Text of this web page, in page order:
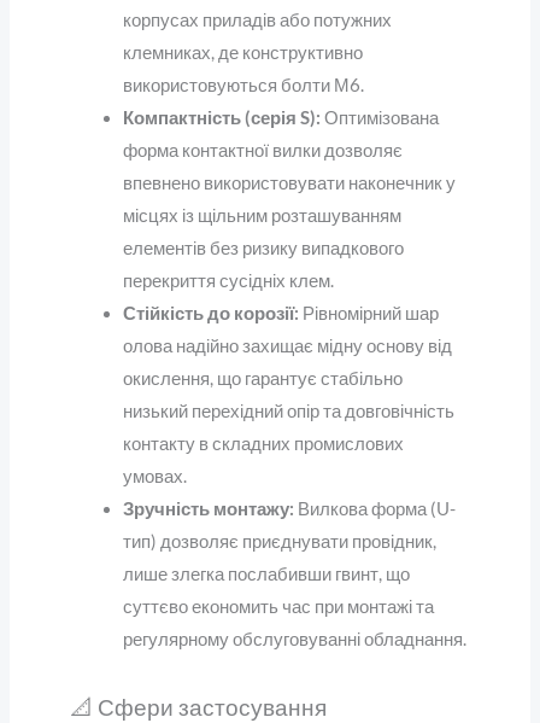
корпусах приладів або потужних
клемниках, де конструктивно
використовуються болти М6.
Компактність (серія S): Оптимізована
форма контактної вилки дозволяє
впевнено використовувати наконечник у
місцях із щільним розташуванням
елементів без ризику випадкового
перекриття сусідніх клем.
Стійкість до корозії: Рівномірний шар
олова надійно захищає мідну основу від
окислення, що гарантує стабільно
низький перехідний опір та довговічність
контакту в складних промислових
умовах.
Зручність монтажу: Вилкова форма (U-
тип) дозволяє приєднувати провідник,
лише злегка послабивши гвинт, що
суттєво економить час при монтажі та
регулярному обслуговуванні обладнання.
📐 Сфери застосування